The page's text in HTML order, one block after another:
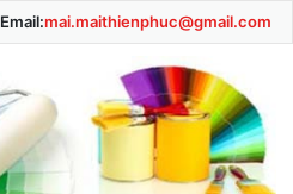
Email:mai.maithienphuc@gmail.com